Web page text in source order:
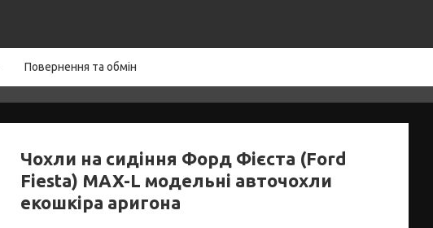
Повернення та обмін
Чохли на сидіння Форд Фієста (Ford
Fiesta) MAX-L модельні авточохли
екошкіра аригона